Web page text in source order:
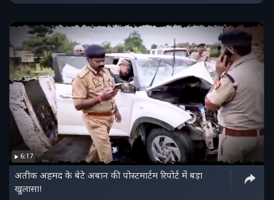
6:17
अतीक अहमद के बेटे अबान की पोस्टमार्टम रिपोर्ट में बड़ा
खुलासा!